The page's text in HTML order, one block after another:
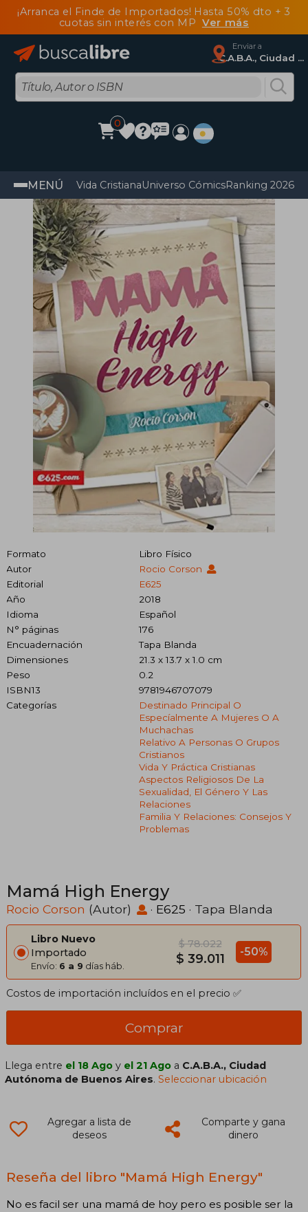
¡Arranca el Finde de Importados! Hasta 50% dto + 3
cuotas sin interés con MP Ver más
Enviar a
C.A.B.A., Ciudad Autónoma De Buenos Aires
0
MENÚ Vida CristianaUniverso CómicsRanking 2026
Formato
Libro Físico
Autor
Rocio Corson
Editorial
E625
Año
2018
Idioma
Español
N° páginas
176
Encuadernación
Tapa Blanda
Dimensiones
21.3 x 13.7 x 1.0 cm
Peso
0.2
ISBN13
9781946707079
Categorías
Destinado Principal O
Especíalmente A Mujeres O A
Muchachas
Relativo A Personas O Grupos
Cristianos
Vida Y Práctica Cristianas
Aspectos Religiosos De La
Sexualidad, El Género Y Las
Relaciones
Familia Y Relaciones: Consejos Y
Problemas
Mamá High Energy
Rocio Corson (Autor) · E625 · Tapa Blanda
Libro Nuevo
Importado
Envío: 6 a 9 días háb.
$ 78.022
$ 39.011 -50%
Costos de importación incluídos en el precio ✅
Comprar
Llega entre el 18 Ago y el 21 Ago a C.A.B.A., Ciudad
Autónoma de Buenos Aires.Seleccionar ubicación
Agregar a lista de
deseos
Comparte y gana
dinero
Reseña del libro "Mamá High Energy"
No es facil ser una mamá de hoy pero es posible ser la